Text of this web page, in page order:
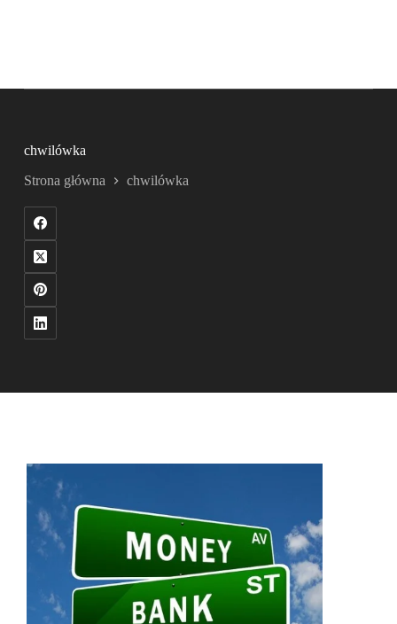
chwilówka
Strona główna chwilówka